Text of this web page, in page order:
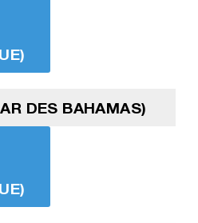
DES BAHAMAS)